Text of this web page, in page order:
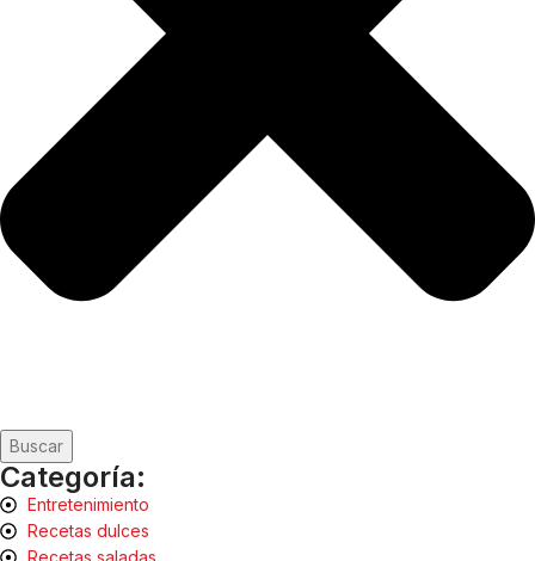
Buscar
Categoría:
Entretenimiento
Recetas dulces
Recetas saladas